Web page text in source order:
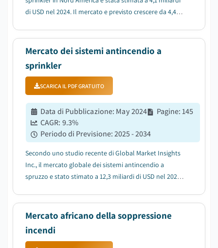
di USD nel 2024. Il mercato e previsto crescere da 4,4
Global Market Insights Inc...
Mercato dei sistemi antincendio a
sprinkler
SCARICA IL PDF GRATUITO
Data di Pubblicazione: May 2024 Pagine:145
CAGR: 9.3%
Periodo di Previsione:2025 - 2034
Secondo uno studio recente di Global Market Insights
Inc., il mercato globale dei sistemi antincendio a
spruzzo e stato stimato a 12,3 miliardi di USD nel 2024.
del 9,3% dal 2025 al 2034....
Mercato africano della soppressione
incendi